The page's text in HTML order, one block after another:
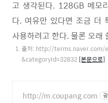
고 생각된다. 128GB 메모
다. 여유만 있다면 조금 더
사용하려고 한다. 물론 오래
출처: http://terms.naver.com/
&categoryId=32832 [본문으로]
http://m.coupang.com